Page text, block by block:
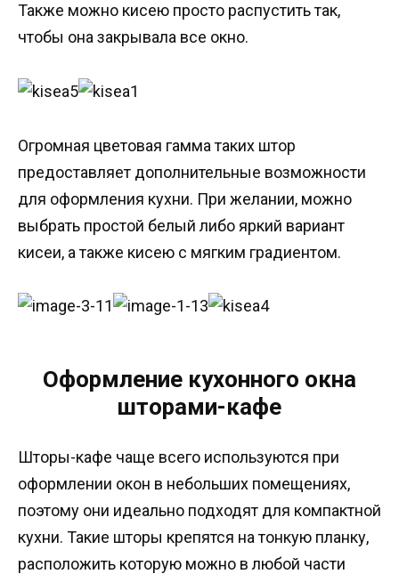
Также можно кисею просто распустить так,
чтобы она закрывала все окно.
Огромная цветовая гамма таких штор
предоставляет дополнительные возможности
для оформления кухни. При желании, можно
выбрать простой белый либо яркий вариант
кисеи, а также кисею с мягким градиентом.
Оформление кухонного окна
шторами-кафе
Шторы-кафе чаще всего используются при
оформлении окон в небольших помещениях,
поэтому они идеально подходят для компактной
кухни. Такие шторы крепятся на тонкую планку,
расположить которую можно в любой части